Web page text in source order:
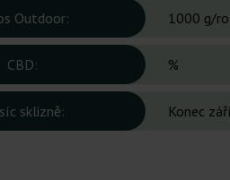
Outdoor: 1000 g/
CBD: %
sklizně: Konec